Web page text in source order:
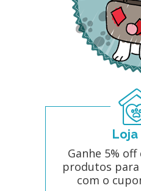
Loja
Ganhe 5%
produtos
com o